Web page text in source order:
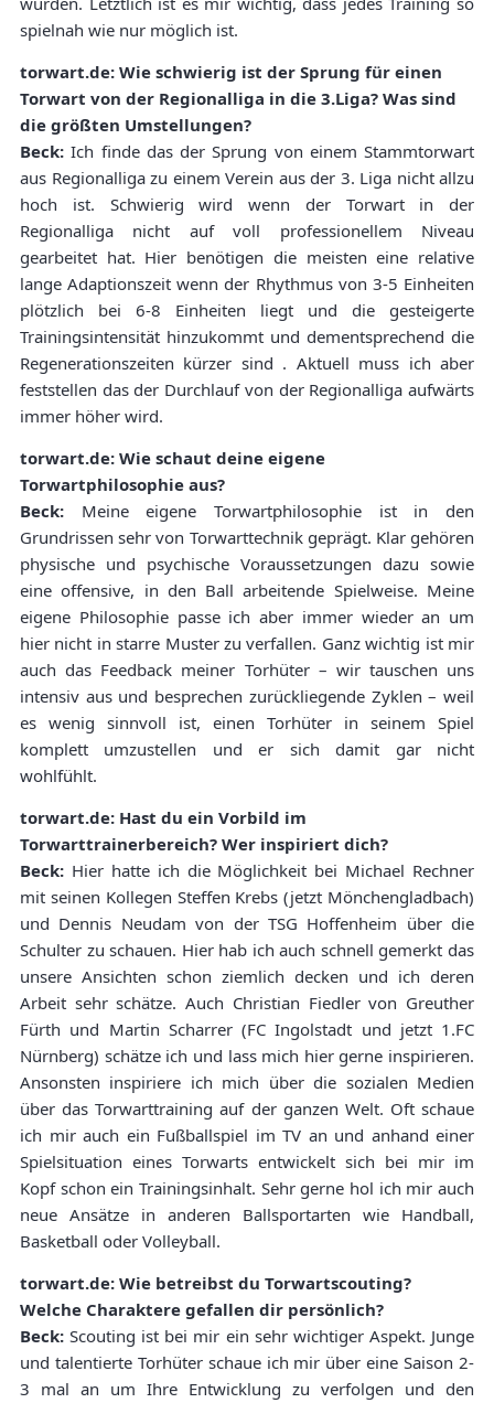
spielnah wie nur möglich ist.
torwart.de: Wie schwierig ist der Sprung für einen
Torwart von der Regionalliga in die 3.Liga? Was sind
die größten Umstellungen?
Beck: Ich finde das der Sprung von einem Stammtorwart
aus Regionalliga zu einem Verein aus der 3. Liga nicht allzu
hoch ist. Schwierig wird wenn der Torwart in der
Regionalliga nicht auf voll professionellem Niveau
gearbeitet hat. Hier benötigen die meisten eine relative
lange Adaptionszeit wenn der Rhythmus von 3-5 Einheiten
plötzlich bei 6-8 Einheiten liegt und die gesteigerte
Trainingsintensität hinzukommt und dementsprechend die
Regenerationszeiten kürzer sind . Aktuell muss ich aber
feststellen das der Durchlauf von der Regionalliga aufwärts
immer höher wird.
torwart.de: Wie schaut deine eigene
Torwartphilosophie aus?
Beck: Meine eigene Torwartphilosophie ist in den
Grundrissen sehr von Torwarttechnik geprägt. Klar gehören
physische und psychische Voraussetzungen dazu sowie
eine offensive, in den Ball arbeitende Spielweise. Meine
eigene Philosophie passe ich aber immer wieder an um
hier nicht in starre Muster zu verfallen. Ganz wichtig ist mir
auch das Feedback meiner Torhüter – wir tauschen uns
intensiv aus und besprechen zurückliegende Zyklen – weil
es wenig sinnvoll ist, einen Torhüter in seinem Spiel
komplett umzustellen und er sich damit gar nicht
wohlfühlt.
torwart.de: Hast du ein Vorbild im
Torwarttrainerbereich? Wer inspiriert dich?
Beck: Hier hatte ich die Möglichkeit bei Michael Rechner
mit seinen Kollegen Steffen Krebs (jetzt Mönchengladbach)
und Dennis Neudam von der TSG Hoffenheim über die
Schulter zu schauen. Hier hab ich auch schnell gemerkt das
unsere Ansichten schon ziemlich decken und ich deren
Arbeit sehr schätze. Auch Christian Fiedler von Greuther
Fürth und Martin Scharrer (FC Ingolstadt und jetzt 1.FC
Nürnberg) schätze ich und lass mich hier gerne inspirieren.
Ansonsten inspiriere ich mich über die sozialen Medien
über das Torwarttraining auf der ganzen Welt. Oft schaue
ich mir auch ein Fußballspiel im TV an und anhand einer
Spielsituation eines Torwarts entwickelt sich bei mir im
Kopf schon ein Trainingsinhalt. Sehr gerne hol ich mir auch
neue Ansätze in anderen Ballsportarten wie Handball,
Basketball oder Volleyball.
torwart.de: Wie betreibst du Torwartscouting?
Welche Charaktere gefallen dir persönlich?
Beck: Scouting ist bei mir ein sehr wichtiger Aspekt. Junge
und talentierte Torhüter schaue ich mir über eine Saison 2-
3 mal an um Ihre Entwicklung zu verfolgen und den